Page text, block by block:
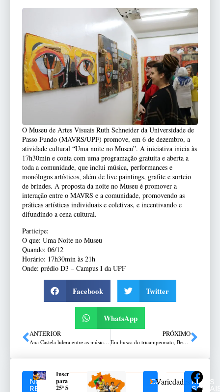
O Museu de Artes Visuais Ruth Schneider da Universidade de
Passo Fundo (MAVRS/UPF) promove, em 6 de dezembro, a
atividade cultural “Uma noite no Museu”. A iniciativa inicia às
17h30min e conta com uma programação gratuita e aberta a
toda a comunidade, que inclui música, performances e
monólogos artísticos, além de live paintings, grafite e sorteio
de brindes. A proposta da noite no Museu é promover a
interação entre o MAVRS e a comunidade, promovendo as
práticas artísticas individuais e coletivas, e incentivando e
difundindo a cena cultural.
Participe:
O que: Uma Noite no Museu
Quando: 06/12
Horário: 17h30min às 21h
Onde: prédio D3 – Campus I da UPF
Facebook Twitter
WhatsApp
ANTERIOR
Ana Castela lidera entre as músicas mais tocadas em 2023 no país
PRÓXIMO
Em busca do tricampeonato, Be8UPF disputa final do Estadual de Vôlei no sábado
NOTÍCIAS
RELACIONADAS
Inscrições
para a
25ª Seara
CATEGORIAS
Variedades REDES